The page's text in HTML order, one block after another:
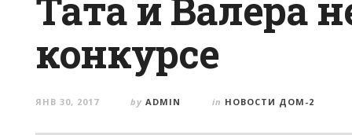
конкурсе
ЯНВ 30, 2017 by ADMIN in НОВОСТИ ДОМ-2